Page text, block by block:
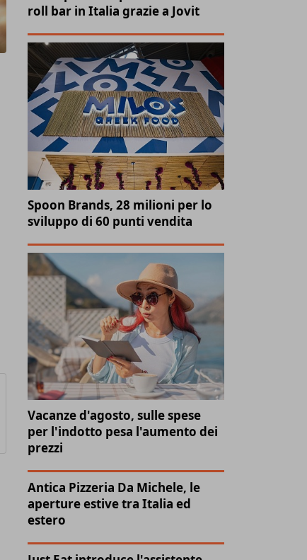
roll bar in Italia grazie a Jovit
Spoon Brands, 28 milioni per lo
sviluppo di 60 punti vendita
Vacanze d'agosto, sulle spese
per l'indotto pesa l'aumento dei
prezzi
Antica Pizzeria Da Michele, le
aperture estive tra Italia ed
estero